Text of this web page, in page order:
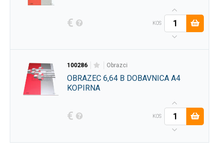
€ KOS
100286 obrazci
OBRAZEC 6,64 B DOBAVNICA A4
KOPIRNA
€ KOS